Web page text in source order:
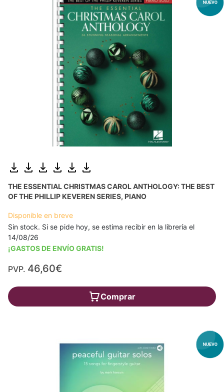
THE ESSENTIAL CHRISTMAS CAROL ANTHOLOGY: THE BEST
OF THE PHILLIP KEVEREN SERIES, PIANO
Disponible en breve
Sin stock. Si se pide hoy, se estima recibir en la librería el
14/08/26
¡GASTOS DE ENVÍO GRATIS!
PVP. 46,60€
Comprar